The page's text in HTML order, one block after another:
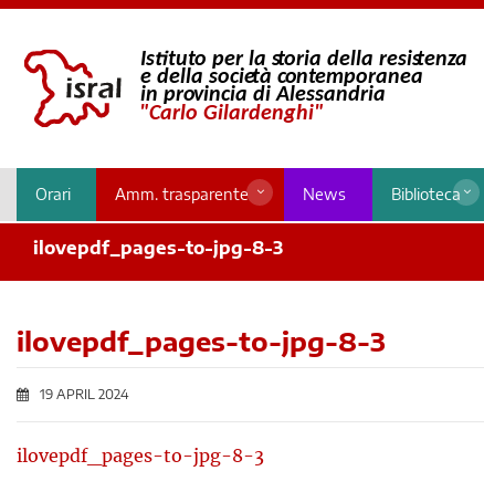
Orari Amm. trasparente News Biblioteca
ilovepdf_pages-to-jpg-8-3
ilovepdf_pages-to-jpg-8-3
19 APRIL 2024
ilovepdf_pages-to-jpg-8-3